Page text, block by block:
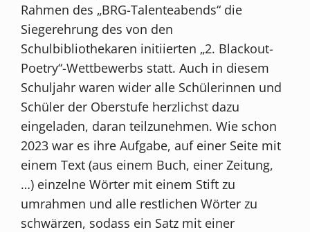
Rahmen des „BRG-Talenteabends“ die
Siegerehrung des von den
Schulbibliothekaren initiierten „2. Blackout-
Poetry“-Wettbewerbs statt. Auch in diesem
Schuljahr waren wider alle Schülerinnen und
Schüler der Oberstufe herzlichst dazu
eingeladen, daran teilzunehmen. Wie schon
2023 war es ihre Aufgabe, auf einer Seite mit
einem Text (aus einem Buch, einer Zeitung,
…) einzelne Wörter mit einem Stift zu
umrahmen und alle restlichen Wörter zu
schwärzen, sodass ein Satz mit einer